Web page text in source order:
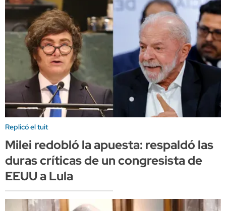
Replicó el tuit
Milei redobló la apuesta: respaldó las
duras críticas de un congresista de
EEUU a Lula